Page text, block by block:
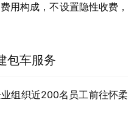
用构成，不设置隐性收费，
包车服务
组织近200名员工前往怀柔